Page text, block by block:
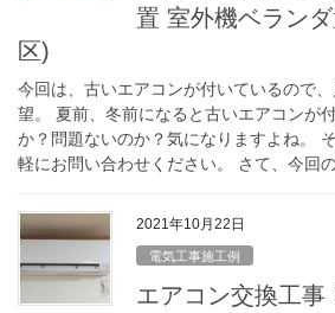
置 室外機ベラン
区)
今回は、古いエアコンが付いているので
望。 夏前、冬前になると古いエアコンが
か？問題ないのか？気になりますよね。
軽にお問い合わせください。 さて、今回
2021年10月22日
電気工事施工例
エアコン交換工事